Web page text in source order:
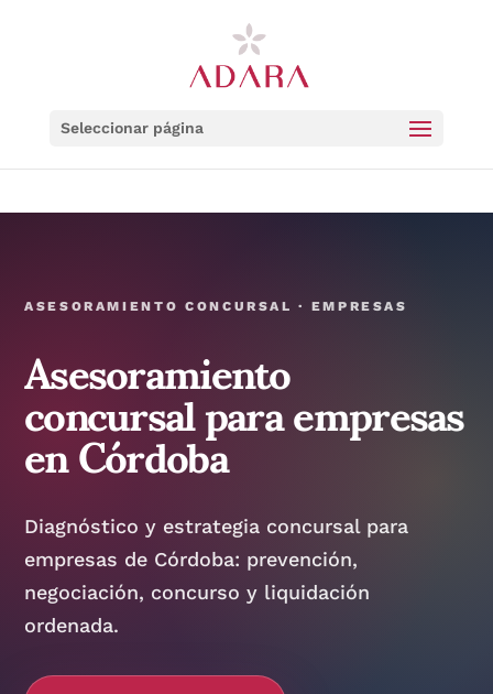
Seleccionar página
ASESORAMIENTO CONCURSAL · EMPRESAS
Asesoramiento
concursal para empresas
en Córdoba
Diagnóstico y estrategia concursal para
empresas de Córdoba: prevención,
negociación, concurso y liquidación
ordenada.